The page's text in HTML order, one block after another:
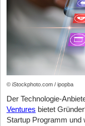
© iStockphoto.com / ipopba
Der Technologie-
Ventures bietet
Startup Programm und